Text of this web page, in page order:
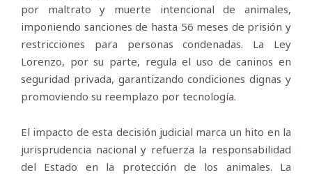
por maltrato y muerte intencional de animales,
imponiendo sanciones de hasta 56 meses de prisión y
restricciones para personas condenadas. La Ley
Lorenzo, por su parte, regula el uso de caninos en
seguridad privada, garantizando condiciones dignas y
promoviendo su reemplazo por tecnología.
El impacto de esta decisión judicial marca un hito en la
jurisprudencia nacional y refuerza la responsabilidad
del Estado en la protección de los animales. La